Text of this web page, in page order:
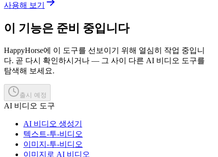
사용해 보기
이 기능은 준비 중입니다
HappyHorse에 이 도구를 선보이기 위해 열심히 작업 중입니
다. 곧 다시 확인하시거나 — 그 사이 다른 AI 비디오 도구를
탐색해 보세요.
출시 예정
AI 비디오 도구
AI 비디오 생성기
텍스트-투-비디오
이미지-투-비디오
이미지로 AI 비디오